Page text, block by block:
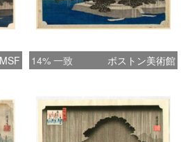
14% 一致 ボストン美術館